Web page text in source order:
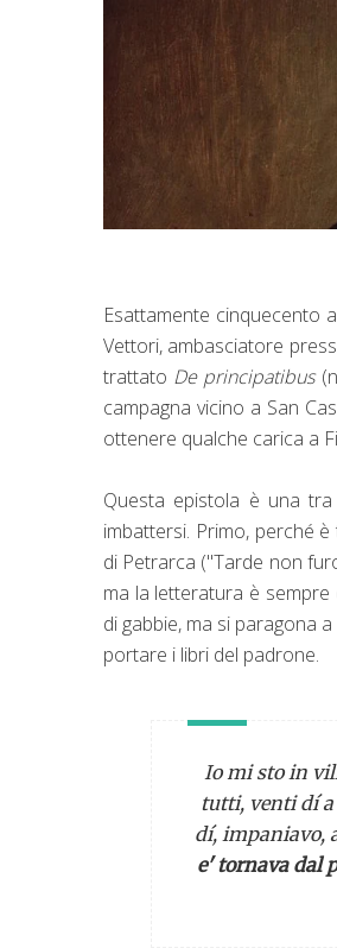
Esattamente cinquecento
Vettori, ambasciatore
trattato De principatibus
campagna vicino a San
ottenere qualche carica a
Questa epistola è una
imbattersi. Primo, perché
di Petrarca ("Tarde non
ma la letteratura è
di gabbie, ma si paragona
portare i libri del padrone.
Io mi sto in
tutti, venti dí
dí, impaniavo,
e' tornava dal